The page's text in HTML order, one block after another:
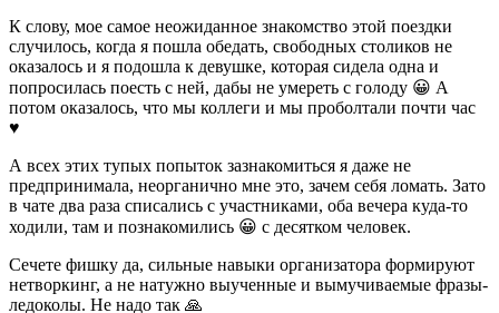
К слову, мое самое неожиданное знакомство этой поездки
случилось, когда я пошла обедать, свободных столиков не
оказалось и я подошла к девушке, которая сидела одна и
попросилась поесть с ней, дабы не умереть с голоду 😀 А
потом оказалось, что мы коллеги и мы проболтали почти час
♥️
А всех этих тупых попыток зазнакомиться я даже не
предпринимала, неорганично мне это, зачем себя ломать. Зато
в чате два раза списались с участниками, оба вечера куда-то
ходили, там и познакомились 😀 с десятком человек.
Сечете фишку да, сильные навыки организатора формируют
нетворкинг, а не натужно выученные и вымучиваемые фразы-
ледоколы. Не надо так 🙏